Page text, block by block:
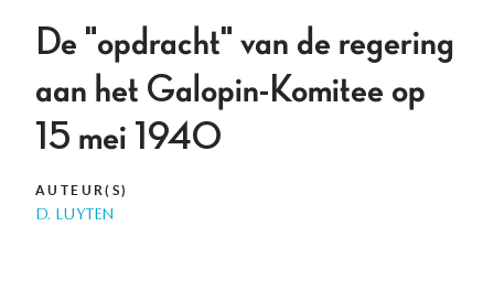
De "opdracht" van de regering
aan het Galopin-Komitee op
15 mei 1940
AUTEUR(S)
D. LUYTEN